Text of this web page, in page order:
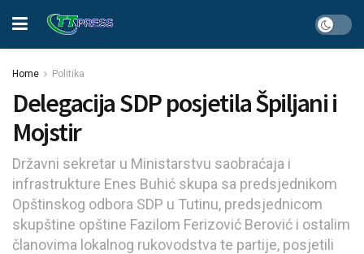
Home Politika
Delegacija SDP posjetila Špiljani i
Mojstir
Državni sekretar u Ministarstvu saobraćaja i
infrastrukture Enes Buhić skupa sa predsjednikom
Opštinskog odbora SDP u Tutinu, predsjednicom
skupštine opštine Fazilom Ferizović Berović i ostalim
članovima lokalnog rukovodstva te partije, posjetili